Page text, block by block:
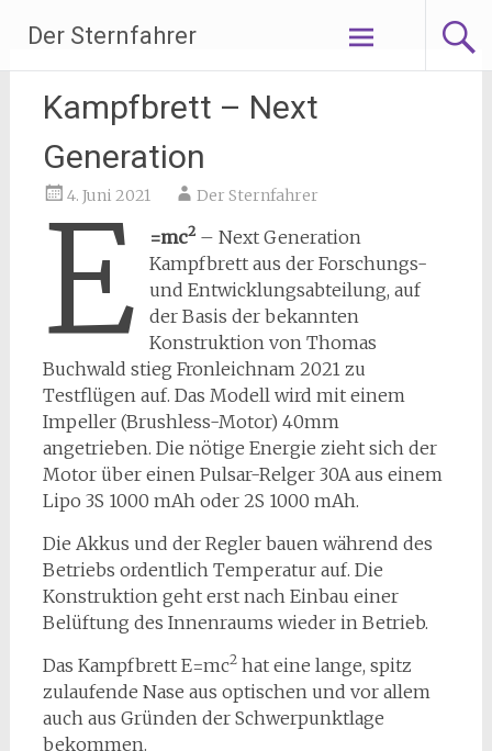
Inhalt
springen
Der Sternfahrer
Kampfbrett – Next
Generation
4. Juni 2021 Der Sternfahrer
E =mc2 – Next Generation
Kampfbrett aus der Forschungs-
und Entwicklungsabteilung, auf
der Basis der bekannten
Konstruktion von Thomas
Buchwald stieg Fronleichnam 2021 zu
Testflügen auf. Das Modell wird mit einem
Impeller (Brushless-Motor) 40mm
angetrieben. Die nötige Energie zieht sich der
Motor über einen Pulsar-Relger 30A aus einem
Lipo 3S 1000 mAh oder 2S 1000 mAh.
Die Akkus und der Regler bauen während des
Betriebs ordentlich Temperatur auf. Die
Konstruktion geht erst nach Einbau einer
Belüftung des Innenraums wieder in Betrieb.
Das Kampfbrett E=mc2hat eine lange, spitz
zulaufende Nase aus optischen und vor allem
auch aus Gründen der Schwerpunktlage
bekommen.